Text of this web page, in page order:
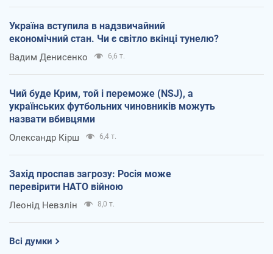
Україна вступила в надзвичайний
економічний стан. Чи є світло вкінці тунелю?
Вадим Денисенко 6,6 т.
Чий буде Крим, той і переможе (NSJ), а
українських футбольних чиновників можуть
назвати вбивцями
Олександр Кірш 6,4 т.
Захід проспав загрозу: Росія може
перевірити НАТО війною
Леонід Невзлін 8,0 т.
Всі думки